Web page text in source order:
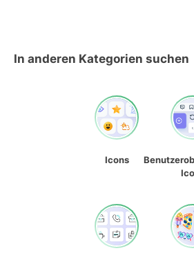
In anderen Kategorien suchen
Icons